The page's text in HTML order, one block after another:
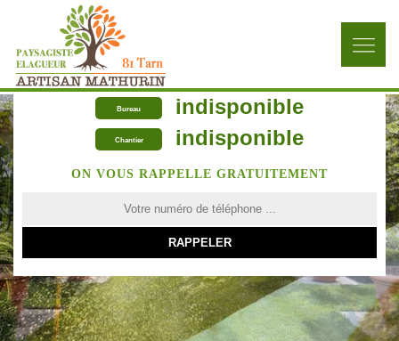
Bureau indisponible
Chantier indisponible
ON VOUS RAPPELLE GRATUITEMENT